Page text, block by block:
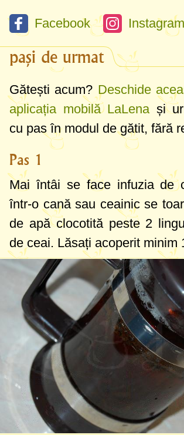
Facebook Instagram
pași de urmat
Gătești acum? Deschide
aplicația mobilă LaLenași
cu pas în modul de gătit, fără
Pas 1
Mai întâi se face infuzia de
într-o cană sau ceainic se
de apă clocotită peste 2
de ceai. Lăsați acoperit minim